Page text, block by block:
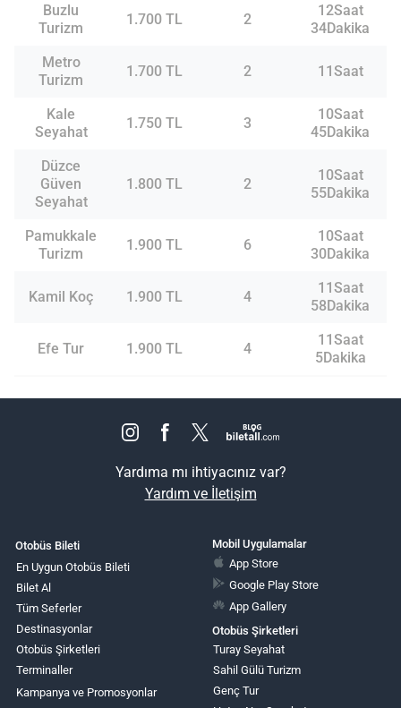
Buzlu
Turizm
1.700 TL 2
12Saat
34Dakika
Metro
Turizm
1.700 TL 2 11Saat
Kale
Seyahat
1.750 TL 3
10Saat
45Dakika
Düzce
Güven
Seyahat
1.800 TL 2
10Saat
55Dakika
Pamukkale
Turizm
1.900 TL 6
10Saat
30Dakika
Kamil Koç 1.900 TL 4
11Saat
58Dakika
Efe Tur 1.900 TL 4
11Saat
5Dakika
Yardıma mı ihtiyacınız var?
Yardım ve İletişim
Otobüs Bileti
En Uygun Otobüs Bileti
Bilet Al
Tüm Seferler
Destinasyonlar
Otobüs Şirketleri
Terminaller
Kampanya ve Promosyonlar
Mobil Uygulamalar
App Store
Google Play Store
App Gallery
Otobüs Şirketleri
Turay Seyahat
Sahil Gülü Turizm
Genç Tur